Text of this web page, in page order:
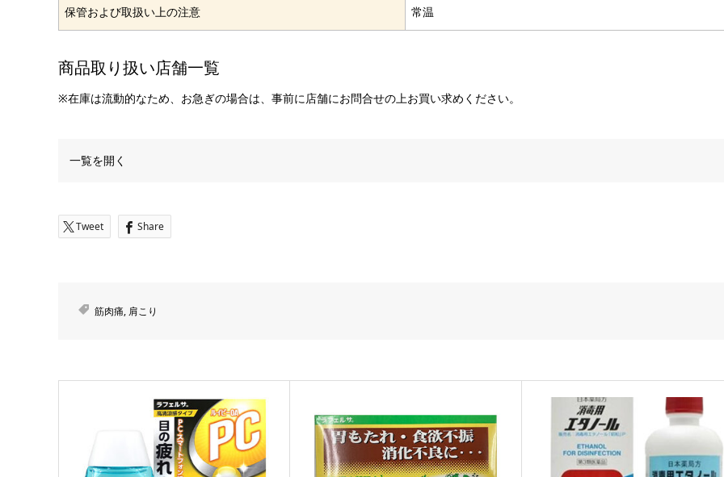
保管および取扱い上の注意 常温
商品取り扱い店舗一覧
※在庫は流動的なため、お急ぎの場合は、事前に店舗にお問合せの上お買い求めください。
一覧を開く
Tweet Share
筋肉痛, 肩こり